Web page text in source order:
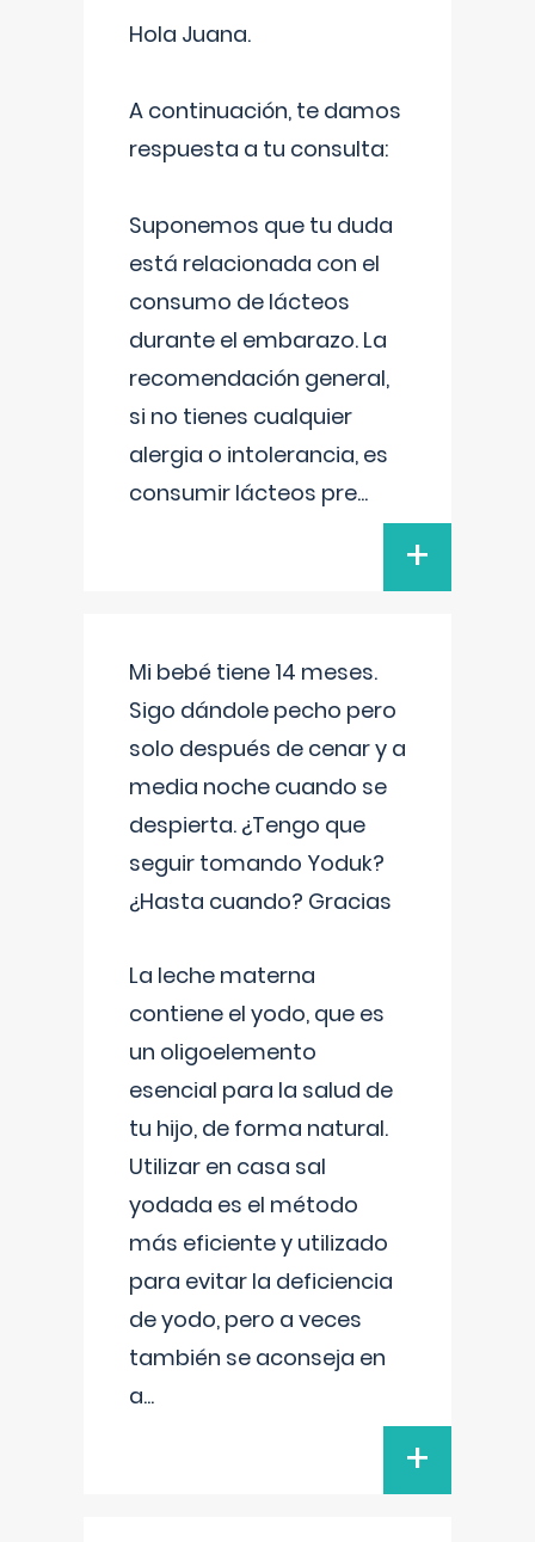
Hola Juana.
A continuación, te damos
respuesta a tu consulta:
Suponemos que tu duda
está relacionada con el
consumo de lácteos
durante el embarazo. La
recomendación general,
si no tienes cualquier
alergia o intolerancia, es
consumir lácteos pre...
+
Mi bebé tiene 14 meses.
Sigo dándole pecho pero
solo después de cenar y a
media noche cuando se
despierta. ¿Tengo que
seguir tomando Yoduk?
¿Hasta cuando? Gracias
La leche materna
contiene el yodo, que es
un oligoelemento
esencial para la salud de
tu hijo, de forma natural.
Utilizar en casa sal
yodada es el método
más eficiente y utilizado
para evitar la deficiencia
de yodo, pero a veces
también se aconseja en
a...
+